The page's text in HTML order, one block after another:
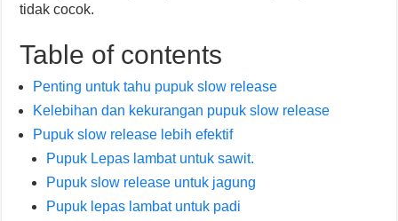
tidak cocok.
Table of contents
Penting untuk tahu pupuk slow release
Kelebihan dan kekurangan pupuk slow release
Pupuk slow release lebih efektif
Pupuk Lepas lambat untuk sawit.
Pupuk slow release untuk jagung
Pupuk lepas lambat untuk padi